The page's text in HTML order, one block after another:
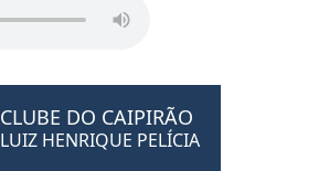
CLUBE DO CAIPIRÃO
LUIZ HENRIQUE PELÍCIA